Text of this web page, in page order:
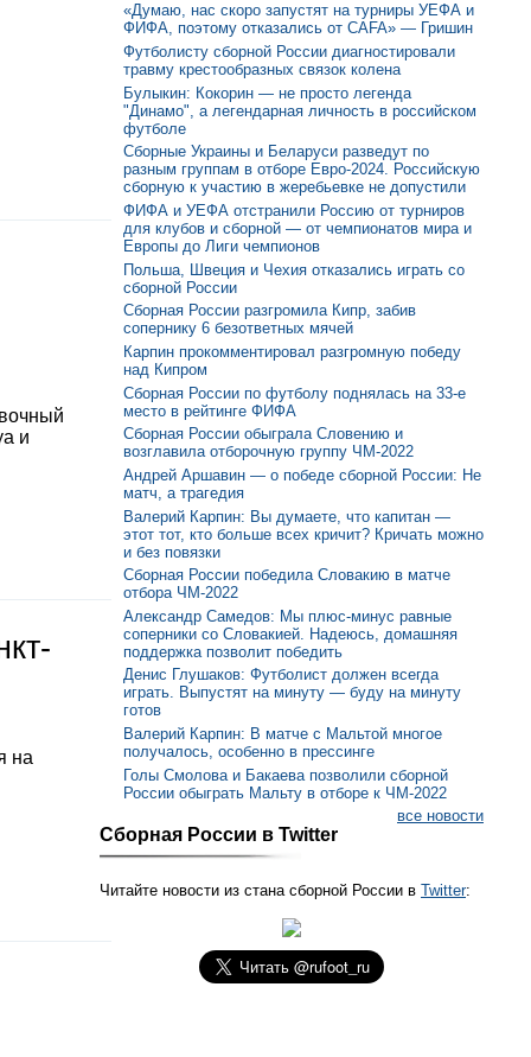
и
на
«Думаю, нас скоро запустят на турниры УЕФА и
ФИФА, поэтому отказались от CAFA» — Гришин
Футболисту сборной России диагностировали
травму крестообразных связок колена
Булыкин: Кокорин — не просто легенда
"Динамо", а легендарная личность в российском
футболе
Сборные Украины и Беларуси разведут по
разным группам в отборе Евро-2024. Российскую
сборную к участию в жеребьевке не допустили
ФИФА и УЕФА отстранили Россию от турниров
для клубов и сборной — от чемпионатов мира и
Европы до Лиги чемпионов
Польша, Швеция и Чехия отказались играть со
сборной России
Сборная России разгромила Кипр, забив
сопернику 6 безответных мячей
Карпин прокомментировал разгромную победу
над Кипром
Сборная России по футболу поднялась на 33-е
место в рейтинге ФИФА
Сборная России обыграла Словению и
возглавила отборочную группу ЧМ-2022
Андрей Аршавин — о победе сборной России: Не
матч, а трагедия
Валерий Карпин: Вы думаете, что капитан —
этот тот, кто больше всех кричит? Кричать можно
и без повязки
Сборная России победила Словакию в матче
отбора ЧМ-2022
Александр Самедов: Мы плюс-минус равные
соперники со Словакией. Надеюсь, домашняя
поддержка позволит победить
Денис Глушаков: Футболист должен всегда
играть. Выпустят на минуту — буду на минуту
готов
Валерий Карпин: В матче с Мальтой многое
получалось, особенно в прессинге
Голы Смолова и Бакаева позволили сборной
России обыграть Мальту в отборе к ЧМ-2022
все новости
Сборная России в Twitter
Читайте новости из стана сборной России в Twitter: